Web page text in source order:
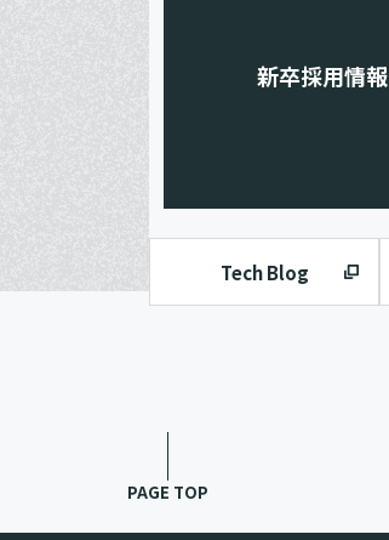
新卒採用情報
Tech Blog
PAGE TOP